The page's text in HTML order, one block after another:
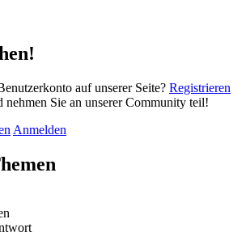
auf unserer Seite? Registrieren
nehmen Sie an unserer Community teil!
Anmelden